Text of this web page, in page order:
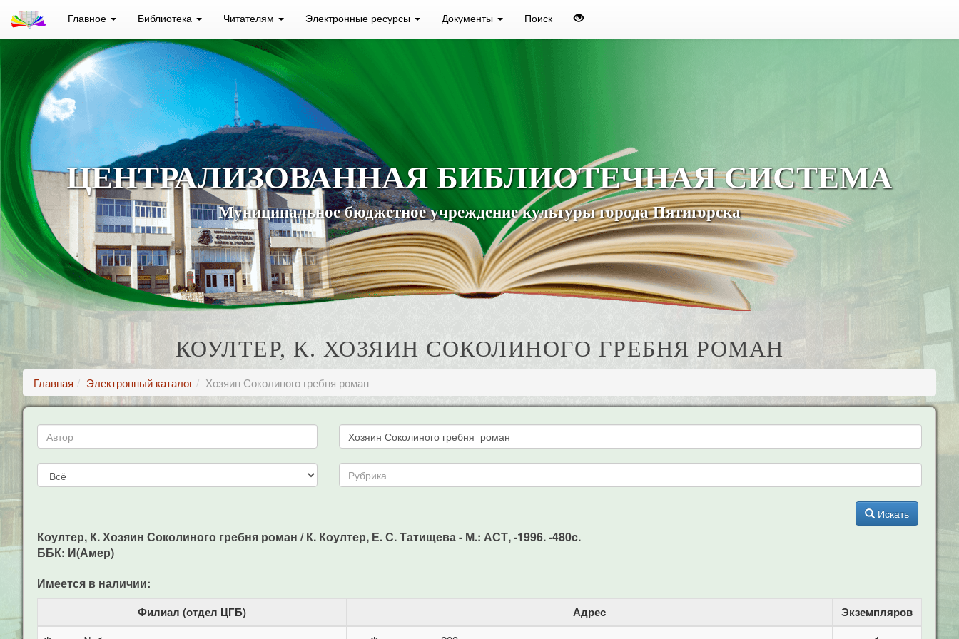
Главное Библиотека Читателям Электронные ресурсы Документы Поиск
ЦЕНТРАЛИЗОВАННАЯ БИБЛИОТЕЧНАЯ СИСТЕМА
Муниципальное бюджетное учреждение культуры города Пятигорска
КОУЛТЕР, К. ХОЗЯИН СОКОЛИНОГО ГРЕБНЯ РОМАН
Главная Электронный каталог Хозяин Соколиного гребня роман
Искать
Коултер, К. Хозяин Соколиного гребня роман / К. Коултер, Е. С. Татищева - М.: АСТ, -1996. -480c.
ББК: И(Амер)
Имеется в наличии:
Филиал (отдел ЦГБ) Адрес Экземпляров